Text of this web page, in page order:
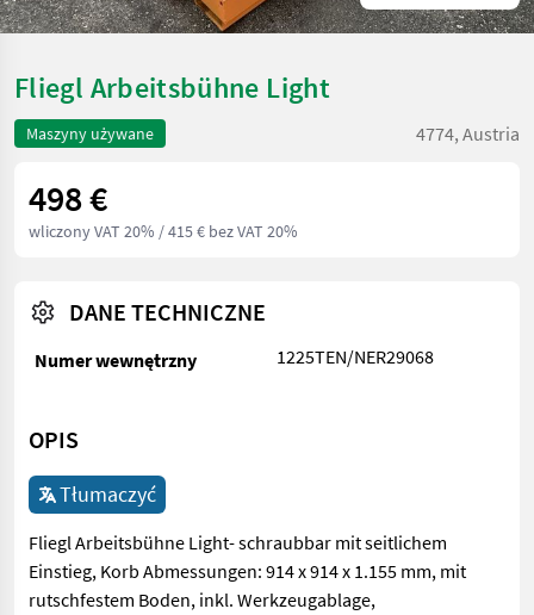
Fliegl Arbeitsbühne Light
Maszyny używane 4774, Austria
498 €
wliczony VAT 20% / 415 € bez VAT 20%
DANE TECHNICZNE
Numer wewnętrzny 1225TEN/NER29068
OPIS
Tłumaczyć
Fliegl Arbeitsbühne Light- schraubbar mit seitlichem
Einstieg, Korb Abmessungen: 914 x 914 x 1.155 mm, mit
rutschfestem Boden, inkl. Werkzeugablage,